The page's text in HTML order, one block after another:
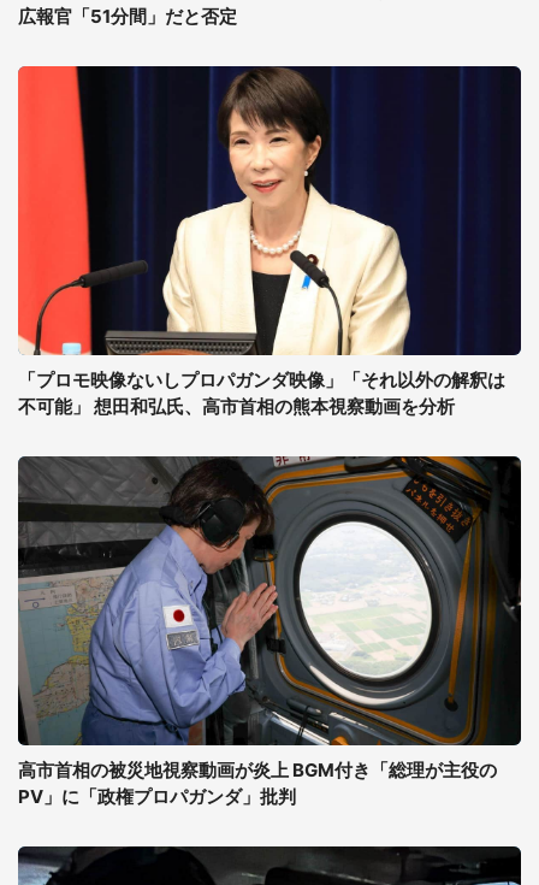
広報官「51分間」だと否定
「プロモ映像ないしプロパガンダ映像」「それ以外の解釈は
不可能」 想田和弘氏、高市首相の熊本視察動画を分析
高市首相の被災地視察動画が炎上 BGM付き「総理が主役の
PV」に「政権プロパガンダ」批判